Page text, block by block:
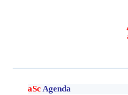
aSc Agenda